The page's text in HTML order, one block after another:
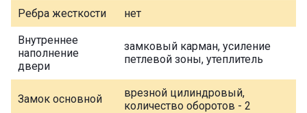
Ребра жесткости нет
Внутреннее
наполнение
двери
замковый карман, усиление
петлевой зоны, утеплитель
Замок основной
врезной цилиндровый,
количество оборотов - 2